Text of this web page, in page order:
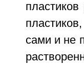
сами и не